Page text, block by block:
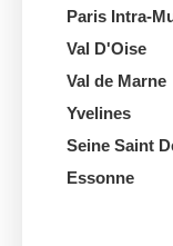
Paris Intra-
Val D'Oise
Val de Marne
Yvelines
Seine Saint
Essonne